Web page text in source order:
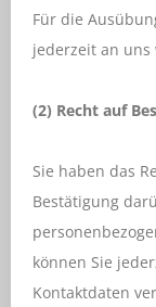
Für die
jederzeit an uns
(2) Recht auf
Sie haben das
Bestätigung
können Sie
Kontaktdaten